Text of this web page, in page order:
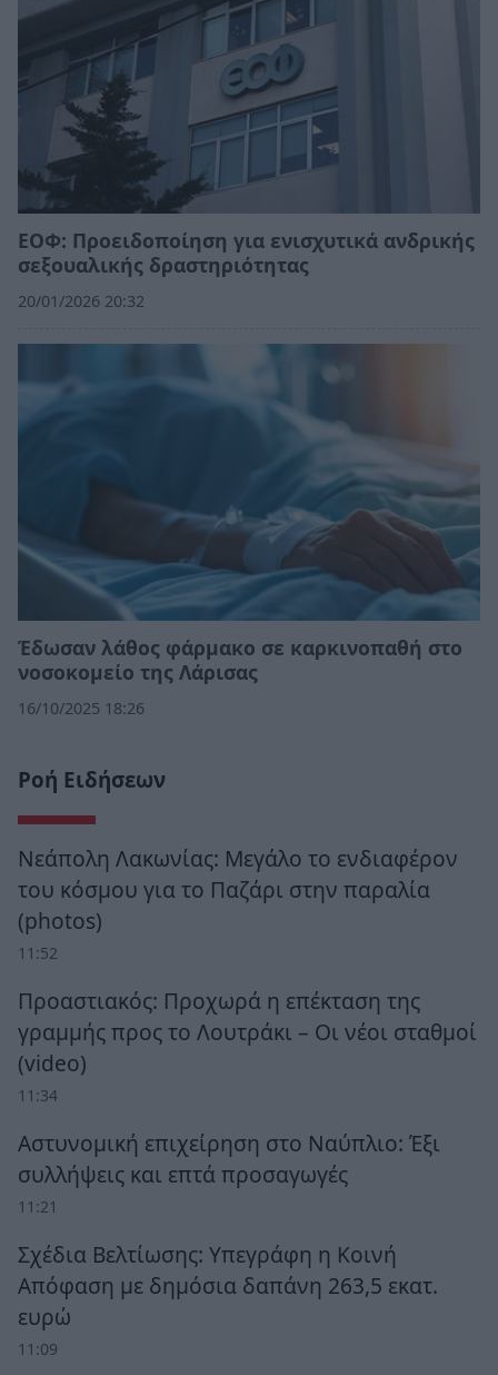
ΕΟΦ: Προειδοποίηση για ενισχυτικά ανδρικής
σεξουαλικής δραστηριότητας
20/01/2026 20:32
Έδωσαν λάθος φάρμακο σε καρκινοπαθή στο
νοσοκομείο της Λάρισας
16/10/2025 18:26
Ροή Ειδήσεων
Νεάπολη Λακωνίας: Μεγάλο το ενδιαφέρον
του κόσμου για το Παζάρι στην παραλία
(photos)
11:52
Προαστιακός: Προχωρά η επέκταση της
γραμμής προς το Λουτράκι – Οι νέοι σταθμοί
(video)
11:34
Αστυνομική επιχείρηση στο Ναύπλιο: Έξι
συλλήψεις και επτά προσαγωγές
11:21
Σχέδια Βελτίωσης: Υπεγράφη η Κοινή
Απόφαση με δημόσια δαπάνη 263,5 εκατ.
ευρώ
11:09